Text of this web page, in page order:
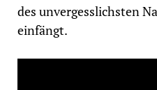
des unvergesslichsten
einfängt.